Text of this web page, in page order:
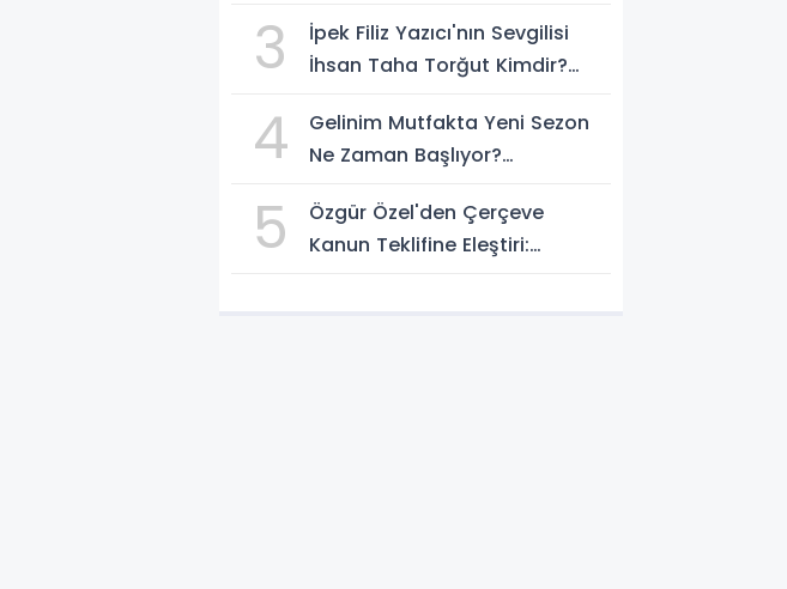
3
İpek Filiz Yazıcı'nın Sevgilisi
İhsan Taha Torğut Kimdir?
Ediliyor
4
Gelinim Mutfakta Yeni Sezon
Ne Zaman Başlıyor?
5
Özgür Özel'den Çerçeve
Kanun Teklifine Eleştiri: